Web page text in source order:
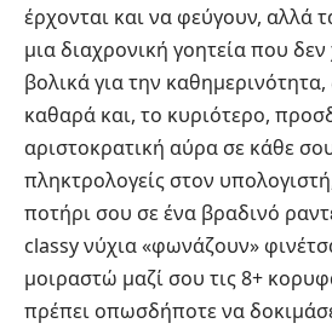
έρχονται και να φεύγουν, αλλά
μια διαχρονική γοητεία που δεν
βολικά για την
καθαρά και, το κυριότερο,
αριστοκρατική αύρα σε κάθε
πληκτρολογείς στον
ποτήρι σου σε ένα βραδινό
classy νύχια «φωνάζουν»
μοιραστώ μαζί σου τις 8+
πρέπει οπωσδήποτε να